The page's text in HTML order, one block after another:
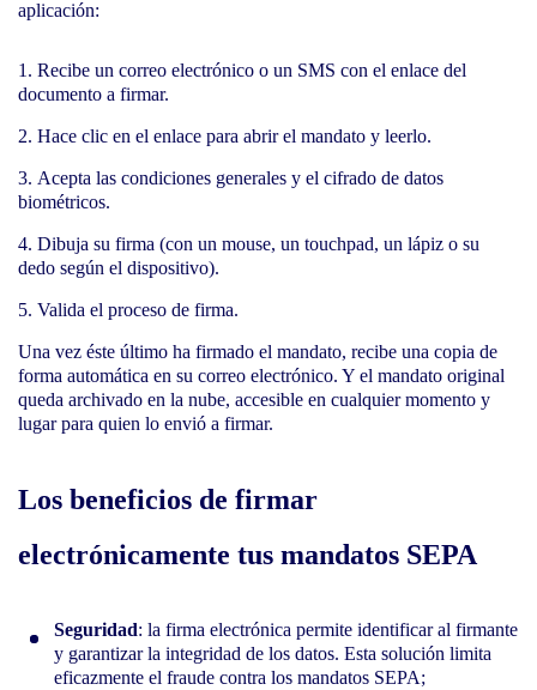
aplicación:
Recibe un correo electrónico o un SMS con el enlace del
documento a firmar.
Hace clic en el enlace para abrir el mandato y leerlo.
Acepta las condiciones generales y el cifrado de datos
biométricos.
Dibuja su firma (con un mouse, un touchpad, un lápiz o su
dedo según el dispositivo).
Valida el proceso de firma.
Una vez éste último ha firmado el mandato, recibe una copia de
forma automática en su correo electrónico. Y el mandato original
queda archivado en la nube, accesible en cualquier momento y
lugar para quien lo envió a firmar.
Los beneficios de firmar
electrónicamente tus mandatos SEPA
Seguridad: la firma electrónica permite identificar al firmante
y garantizar la integridad de los datos. Esta solución limita
eficazmente el fraude contra los mandatos SEPA;